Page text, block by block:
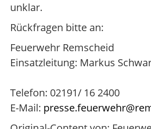
unklar.
Rückfragen bitte an:
Feuerwehr Remscheid
Einsatzleitung: Markus
Telefon: 02191/ 16 2400
E-Mail: